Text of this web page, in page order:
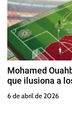
Mohamed
que ilusiona a
6 de abril de 2026